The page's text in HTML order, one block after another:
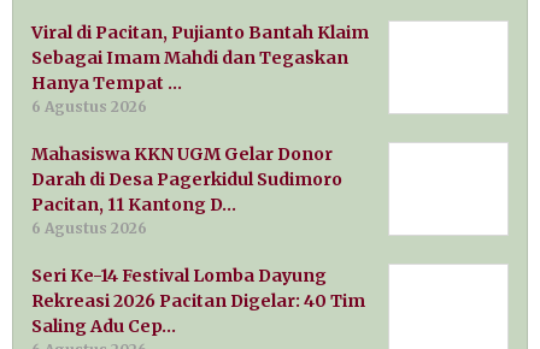
Viral di Pacitan, Pujianto Bantah Klaim
Sebagai Imam Mahdi dan Tegaskan
Hanya Tempat …
6 Agustus 2026
Mahasiswa KKN UGM Gelar Donor
Darah di Desa Pagerkidul Sudimoro
Pacitan, 11 Kantong D…
6 Agustus 2026
Seri Ke-14 Festival Lomba Dayung
Rekreasi 2026 Pacitan Digelar: 40 Tim
Saling Adu Cep…